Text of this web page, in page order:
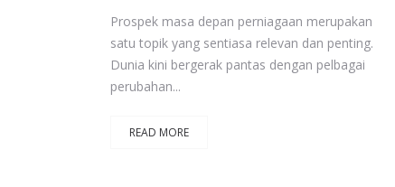
Prospek masa depan perniagaan merupakan
satu topik yang sentiasa relevan dan penting.
Dunia kini bergerak pantas dengan pelbagai
perubahan...
READ MORE